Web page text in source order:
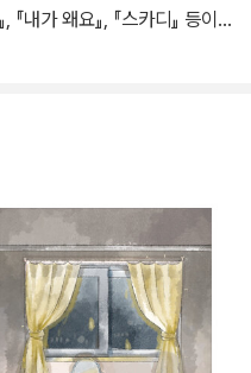
『내가 왜요』, 『스카디』 등이